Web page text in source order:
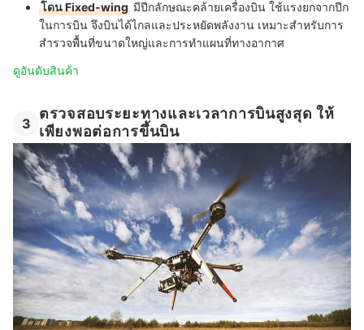
โดน Fixed-wing มีปีกลักษณะคล้ายเครื่องบิน ใช้แรงยกจากปีก
ในการบิน จึงบินได้ไกลและประหยัดพลังงาน เหมาะสำหรับการ
สำรวจพื้นที่ขนาดใหญ่และการทำแผนที่ทางอากาศ
ดูอันดับสินค้า
3
ตรวจสอบระยะทางและเวลาการบินสูงสุด ให้
เพียงพอต่อการขึ้นบิน